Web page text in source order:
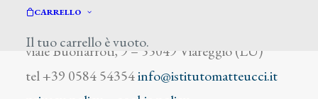
CARRELLO
Il tuo carrello è vuoto.
viale Buonarroti, 9 – 55049 Viareggio (LU)
tel +39 0584 54354info@istitutomatteucci.it